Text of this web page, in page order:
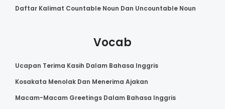
Daftar Kalimat Countable Noun Dan Uncountable Noun
Vocab
Ucapan Terima Kasih Dalam Bahasa Inggris
Kosakata Menolak Dan Menerima Ajakan
Macam-Macam Greetings Dalam Bahasa Inggris